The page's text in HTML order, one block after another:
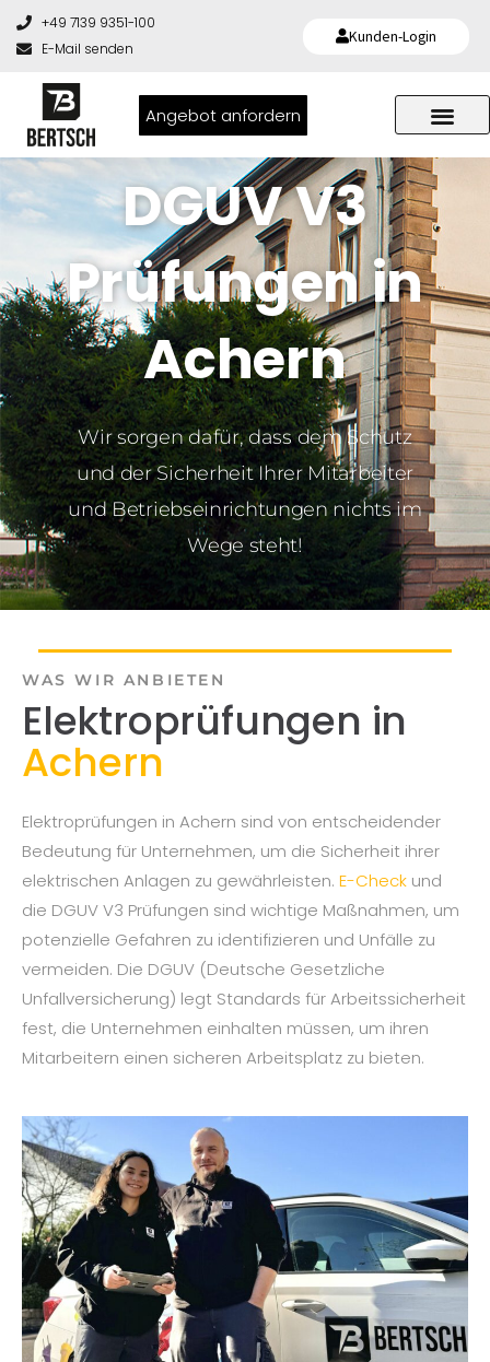
Kunden-Login
+49 7139 9351-100
E-Mail senden
Angebot anfordern
DGUV V3
Prüfungen in
Achern
Wir sorgen dafür, dass dem Schutz
und der Sicherheit Ihrer Mitarbeiter
und Betriebseinrichtungen nichts im
Wege steht!
WAS WIR ANBIETEN
Elektroprüfungen in
Achern
Elektroprüfungen in Achern sind von entscheidender
Bedeutung für Unternehmen, um die Sicherheit ihrer
elektrischen Anlagen zu gewährleisten. E-Check und
die DGUV V3 Prüfungen sind wichtige Maßnahmen, um
potenzielle Gefahren zu identifizieren und Unfälle zu
vermeiden. Die DGUV (Deutsche Gesetzliche
Unfallversicherung) legt Standards für Arbeitssicherheit
fest, die Unternehmen einhalten müssen, um ihren
Mitarbeitern einen sicheren Arbeitsplatz zu bieten.